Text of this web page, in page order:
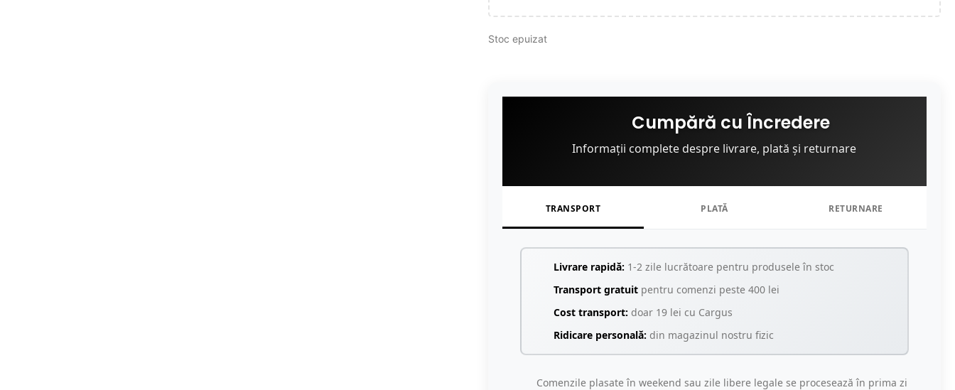
Stoc epuizat
Cumpără cu Încredere
Informații complete despre livrare, plată și returnare
TRANSPORT PLATĂ RETURNARE
Livrare rapidă:1-2 zile lucrătoare pentru produsele în stoc
Transport gratuitpentru comenzi peste 400 lei
Cost transport: doar 19 lei cu Cargus
Ridicare personală:din magazinul nostru fizic
Comenzile plasate în weekend sau zile libere legale se procesează în prima zi